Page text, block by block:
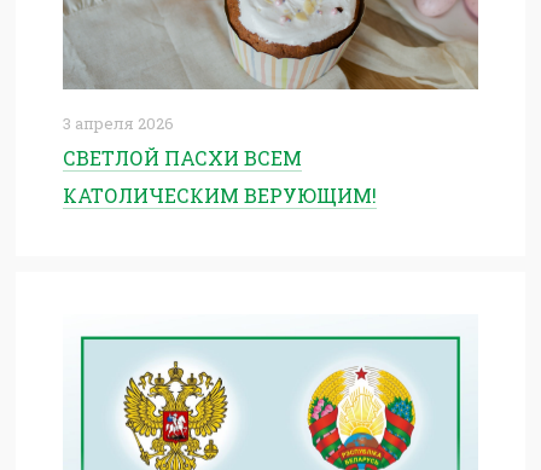
3 апреля 2026
СВЕТЛОЙ ПАСХИ ВСЕМ
КАТОЛИЧЕСКИМ ВЕРУЮЩИМ!